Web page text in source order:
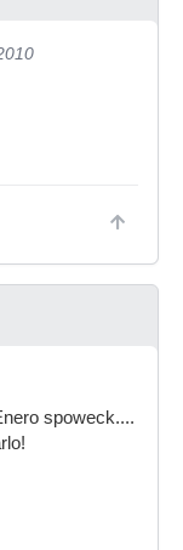
spoweck....